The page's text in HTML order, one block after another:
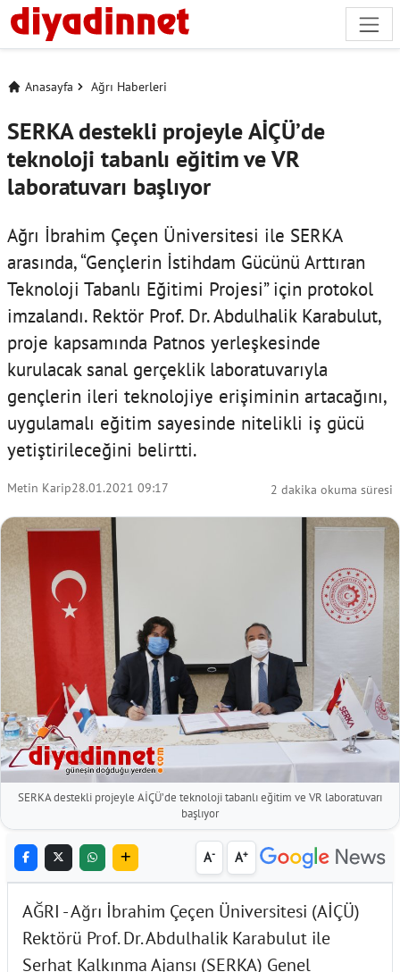
Anasayfa Ağrı Haberleri
SERKA destekli projeyle AİÇÜ’de
teknoloji tabanlı eğitim ve VR
laboratuvarı başlıyor
Ağrı İbrahim Çeçen Üniversitesi ile SERKA
arasında, “Gençlerin İstihdam Gücünü Arttıran
Teknoloji Tabanlı Eğitimi Projesi” için protokol
imzalandı. Rektör Prof. Dr. Abdulhalik Karabulut,
proje kapsamında Patnos yerleşkesinde
kurulacak sanal gerçeklik laboratuvarıyla
gençlerin ileri teknolojiye erişiminin artacağını,
uygulamalı eğitim sayesinde nitelikli iş gücü
yetiştirileceğini belirtti.
Metin Karip28.01.2021 09:17 2 dakika okuma süresi
SERKA destekli projeyle AİÇÜ’de teknoloji tabanlı eğitim ve VR laboratuvarı
başlıyor
A- A+
AĞRI - Ağrı İbrahim Çeçen Üniversitesi (AİÇÜ)
Rektörü Prof. Dr. Abdulhalik Karabulut ile
Serhat Kalkınma Ajansı (SERKA) Genel